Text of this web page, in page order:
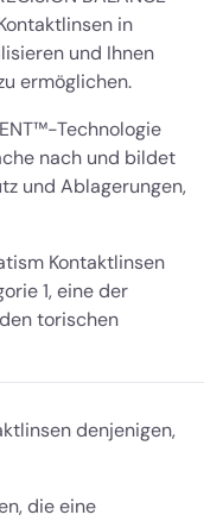
in
und Ihnen
ermöglichen.
Technologie
nach und bildet
und Ablagerungen,
Kontaktlinsen
1, eine der
torischen
denjenigen,
die eine